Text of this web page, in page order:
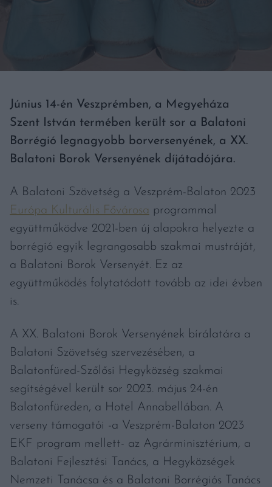
Június 14-én Veszprémben, a Megyeháza
Szent István termében került sor a Balatoni
Borrégió legnagyobb borversenyének, a XX.
Balatoni Borok Versenyének díjátadójára.
A Balatoni Szövetség a Veszprém-Balaton 2023
Európa Kulturális Fővárosa programmal
együttműködve 2021-ben új alapokra helyezte a
borrégió egyik legrangosabb szakmai mustráját,
a Balatoni Borok Versenyét. Ez az
együttműködés folytatódott tovább az idei évben
is.
A XX. Balatoni Borok Versenyének bírálatára a
Balatoni Szövetség szervezésében, a
Balatonfüred-Szőlősi Hegyközség szakmai
segítségével került sor 2023. május 24-én
Balatonfüreden, a Hotel Annabellában. A
verseny támogatói -a Veszprém-Balaton 2023
EKF program mellett- az Agrárminisztérium, a
Balatoni Fejlesztési Tanács, a Hegyközségek
Nemzeti Tanácsa és a Balatoni Borrégiós Tanács